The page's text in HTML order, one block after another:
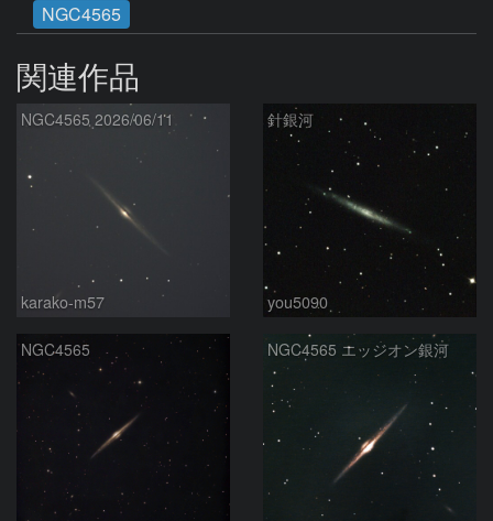
NGC4565
関連作品
NGC4565 2026/06/11
karako-m57
針銀河
you5090
NGC4565 NGC4565 エッジオン銀河